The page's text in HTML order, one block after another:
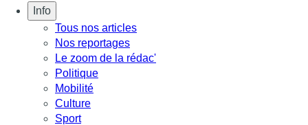
Info
Tous nos articles
Nos reportages
Le zoom de la rédac'
Politique
Mobilité
Culture
Sport